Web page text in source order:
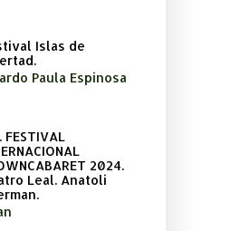
Islas de
Paula Espinosa
FESTIVAL
2024.
Leal. Anatoli